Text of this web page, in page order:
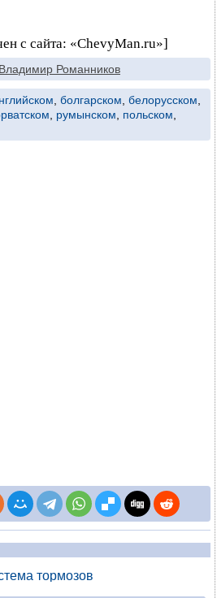
с сайта: «ChevyMan.ru»]
Владимир Романников
болгарском белорусском
румынском польском
тормозов